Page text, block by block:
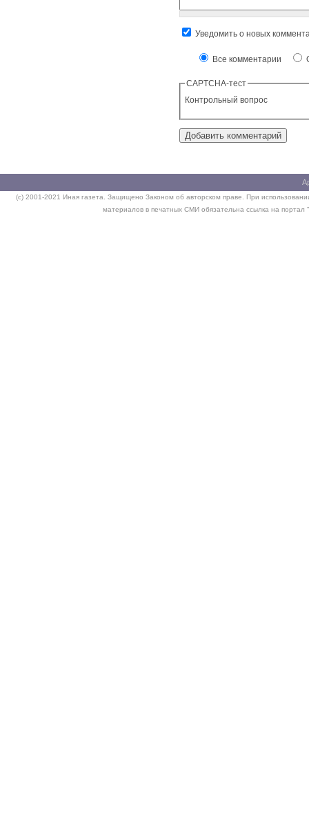
Уведомить о новых
Все комментарии
CAPTCHA-тест
Контрольный вопрос
(c) 2001-2021 Иная газета. Защищено Законом об авторском праве. При
материалов в печатных СМИ обязательна ссылка на